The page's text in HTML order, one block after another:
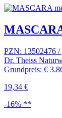
PZN: 13502476 /
Dr. Theiss
Grundpreis: €
19,34 €
-16% **